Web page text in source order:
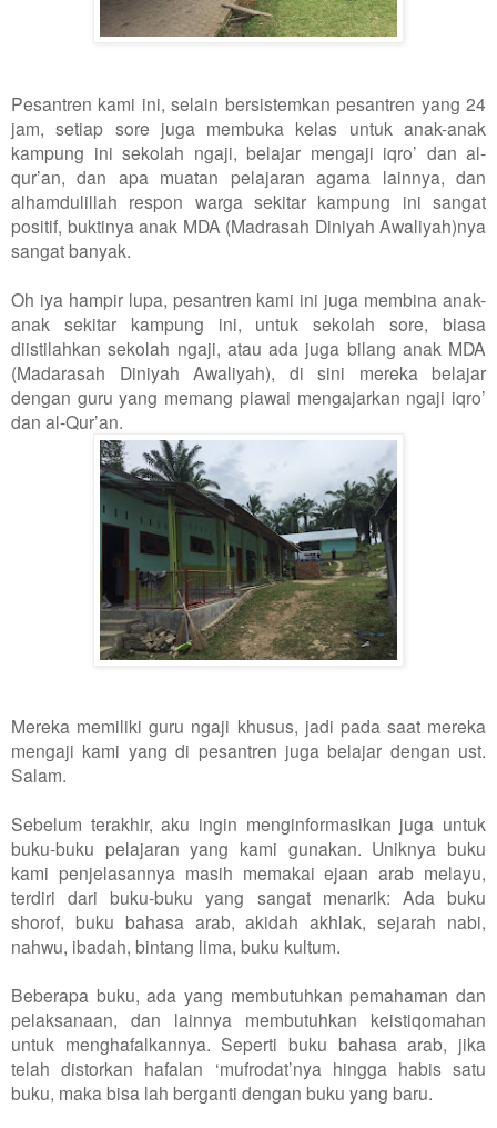
Pesantren kami ini, selain bersistemkan pesantren yang 24
jam, setiap sore juga membuka kelas untuk anak-anak
kampung ini sekolah ngaji, belajar mengaji iqro’ dan al-
qur’an, dan apa muatan pelajaran agama lainnya, dan
alhamdulillah respon warga sekitar kampung ini sangat
positif, buktinya anak MDA (Madrasah Diniyah Awaliyah)nya
sangat banyak.
Oh iya hampir lupa, pesantren kami ini juga membina anak-
anak sekitar kampung ini, untuk sekolah sore, biasa
diistilahkan sekolah ngaji, atau ada juga bilang anak MDA
(Madarasah Diniyah Awaliyah), di sini mereka belajar
dengan guru yang memang piawai mengajarkan ngaji iqro’
dan al-Qur’an.
Mereka memiliki guru ngaji khusus, jadi pada saat mereka
mengaji kami yang di pesantren juga belajar dengan ust.
Salam.
Sebelum terakhir, aku ingin menginformasikan juga untuk
buku-buku pelajaran yang kami gunakan. Uniknya buku
kami penjelasannya masih memakai ejaan arab melayu,
terdiri dari buku-buku yang sangat menarik: Ada buku
shorof, buku bahasa arab, akidah akhlak, sejarah nabi,
nahwu, ibadah, bintang lima, buku kultum.
Beberapa buku, ada yang membutuhkan pemahaman dan
pelaksanaan, dan lainnya membutuhkan keistiqomahan
untuk menghafalkannya. Seperti buku bahasa arab, jika
telah distorkan hafalan ‘mufrodat’nya hingga habis satu
buku, maka bisa lah berganti dengan buku yang baru.